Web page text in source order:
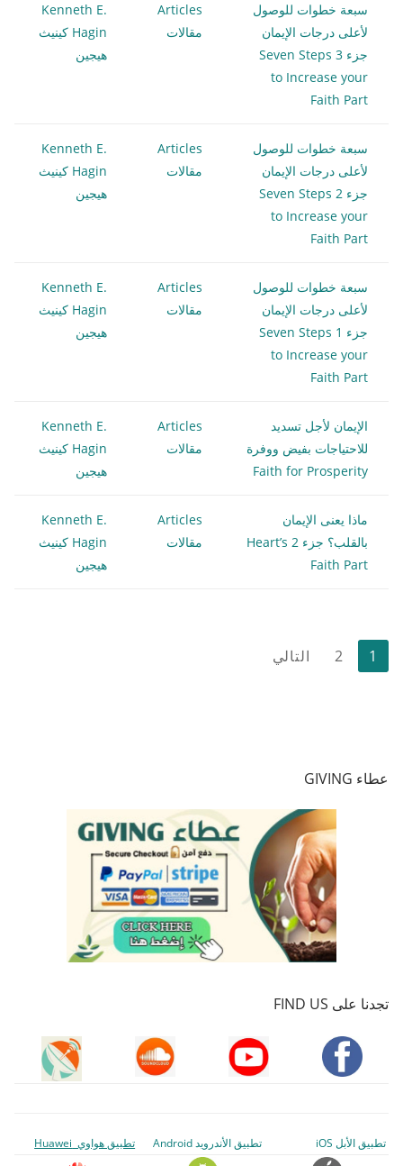
سبعة خطوات للوصول
لأعلى درجات الإيمان
جزء 3 Seven Steps
to Increase your
Faith Part
Articles
مقالات
Kenneth E.
Hagin كينيث
هيجين
سبعة خطوات للوصول
لأعلى درجات الإيمان
جزء 2 Seven Steps
to Increase your
Faith Part
Articles
مقالات
Kenneth E.
Hagin كينيث
هيجين
سبعة خطوات للوصول
لأعلى درجات الإيمان
جزء 1 Seven Steps
to Increase your
Faith Part
Articles
مقالات
Kenneth E.
Hagin كينيث
هيجين
الإيمان لأجل تسديد
للاحتياجات بفيض ووفرة
Faith for Prosperity
Articles
مقالات
Kenneth E.
Hagin كينيث
هيجين
ماذا يعنى الإيمان
بالقلب؟ جزء 2 Heart’s
Faith Part
Articles
مقالات
Kenneth E.
Hagin كينيث
هيجين
تعدد
صفحات
1
2 التالي
عطاء GIVING
تجدنا على FIND US
تطبيق الأبل iOS تطبيق الأندرويد Android تطبيق هواوي Huawei